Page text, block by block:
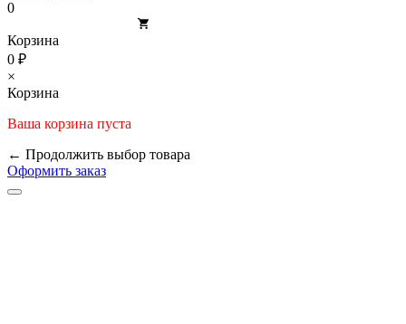
0
Корзина
0 ₽
×
Корзина
Ваша корзина пуста
← Продолжить выбор товара
Оформить заказ